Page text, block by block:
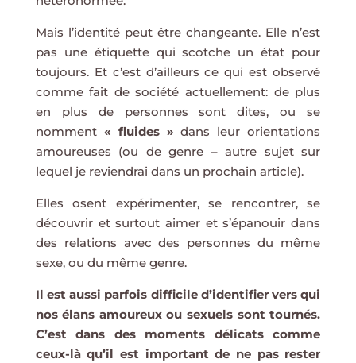
Mais l’identité peut être changeante. Elle n’est
pas une étiquette qui scotche un état pour
toujours. Et c’est d’ailleurs ce qui est observé
comme fait de société actuellement: de plus
en plus de personnes sont dites, ou se
nomment « fluides » dans leur orientations
amoureuses (ou de genre – autre sujet sur
lequel je reviendrai dans un prochain article).
Elles osent expérimenter, se rencontrer, se
découvrir et surtout aimer et s’épanouir dans
des relations avec des personnes du même
sexe, ou du même genre.
Il est aussi parfois difficile d’identifier vers qui
nos élans amoureux ou sexuels sont tournés.
C’est dans des moments délicats comme
ceux-là qu’il est important de ne pas rester